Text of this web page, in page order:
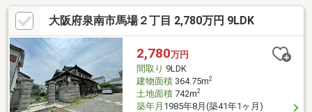
大阪府泉南市馬場２丁目 2,780万円 9LDK
2,780万円
間取り 9LDK
建物面積364.75m2
土地面積742m2
築年月 1985年8月(築41年1ヶ月)